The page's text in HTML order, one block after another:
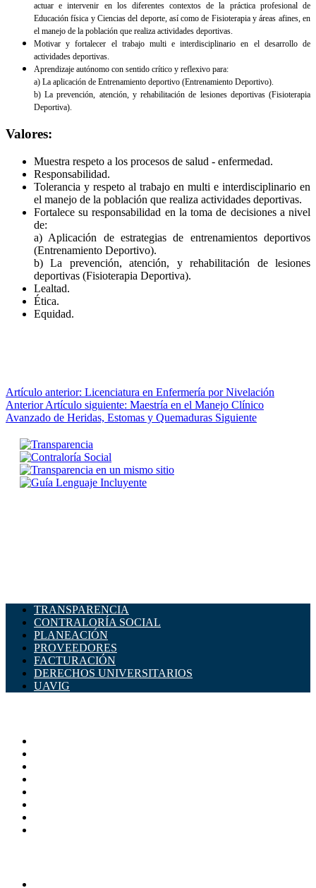
actuar e intervenir en los diferentes contextos de la práctica profesional de
Educación física y Ciencias del deporte, así como de Fisioterapia y áreas afines, en
el manejo de la población que realiza actividades deportivas.
Motivar y fortalecer el trabajo multi e interdisciplinario en el desarrollo de
actividades deportivas.
Aprendizaje autónomo con sentido crítico y reflexivo para:
a) La aplicación de Entrenamiento deportivo (Entrenamiento Deportivo).
b) La prevención, atención, y rehabilitación de lesiones deportivas (Fisioterapia
Deportiva).
Valores:
Muestra respeto a los procesos de salud - enfermedad.
Responsabilidad.
Tolerancia y respeto al trabajo en multi e interdisciplinario en
el manejo de la población que realiza actividades deportivas.
Fortalece su responsabilidad en la toma de decisiones a nivel
de:
a) Aplicación de estrategias de entrenamientos deportivos
(Entrenamiento Deportivo).
b) La prevención, atención, y rehabilitación de lesiones
deportivas (Fisioterapia Deportiva).
Lealtad.
Ética.
Equidad.
Artículo anterior: Licenciatura en Enfermería por Nivelación
Anterior Artículo siguiente: Maestría en el Manejo Clínico
Avanzado de Heridas, Estomas y Quemaduras Siguiente
TRANSPARENCIA
CONTRALORÍA SOCIAL
PLANEACIÓN
PROVEEDORES
FACTURACIÓN
DERECHOS UNIVERSITARIOS
UAVIG